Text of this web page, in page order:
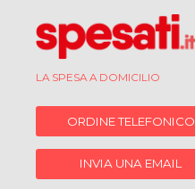
LA SPESA A DOMICILIO
ORDINE TELEFONICO
INVIA UNA EMAIL